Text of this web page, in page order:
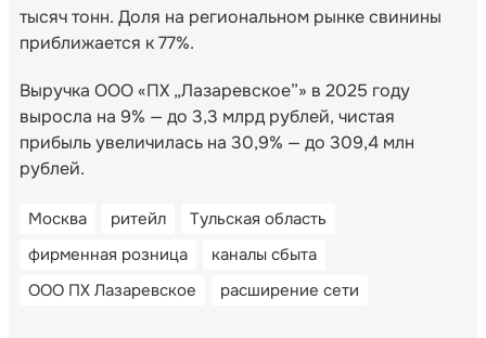
тысяч тонн. Доля на региональном рынке свинины
приближается к 77%.
Выручка ООО «ПХ „Лазаревское”» в 2025 году
выросла на 9% — до 3,3 млрд рублей, чистая
прибыль увеличилась на 30,9% — до 309,4 млн
рублей.
Москва ритейл
Тульская область
фирменная розница
каналы сбыта
ООО ПХ Лазаревское
расширение сети